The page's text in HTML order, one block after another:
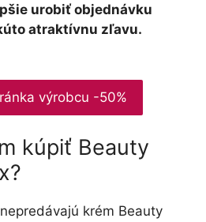
urobiť objednávku
atraktívnu zľavu.
výrobcu -50%
kúpiť Beauty
krém Beauty